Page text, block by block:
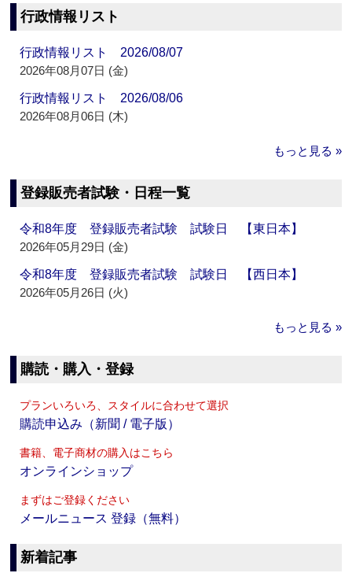
行政情報リスト
行政情報リスト 2026/08/07
2026年08月07日 (金)
行政情報リスト 2026/08/06
2026年08月06日 (木)
もっと見る »
登録販売者試験・日程一覧
令和8年度 登録販売者試験 試験日 【東日本】
2026年05月29日 (金)
令和8年度 登録販売者試験 試験日 【西日本】
2026年05月26日 (火)
もっと見る »
購読・購入・登録
プランいろいろ、スタイルに合わせて選択
購読申込み（新聞 / 電子版）
書籍、電子商材の購入はこちら
オンラインショップ
まずはご登録ください
メールニュース 登録（無料）
新着記事